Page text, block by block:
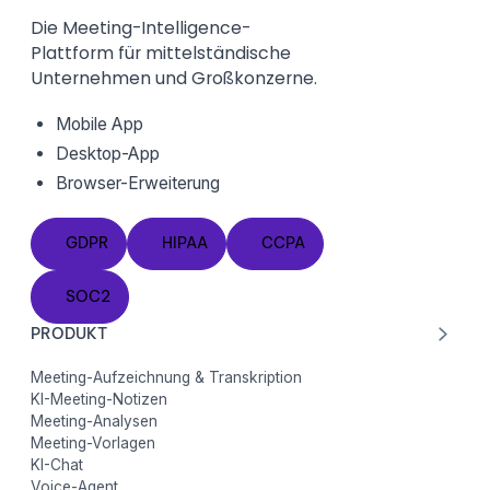
Die Meeting-Intelligence-
Plattform für mittelständische
Unternehmen und Großkonzerne.
Mobile App
Desktop-App
Browser-Erweiterung
GDPR
GDPR
HIPAA
HIPAA
CCPA
CCPA
SOC2
SOC2
PRODUKT
Meeting-Aufzeichnung & Transkription
KI-Meeting-Notizen
Meeting-Analysen
Meeting-Vorlagen
KI-Chat
Voice-Agent